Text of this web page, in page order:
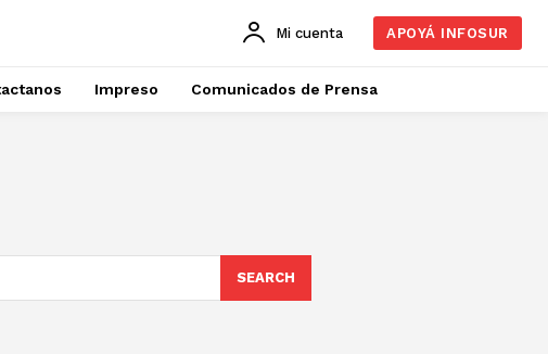
Mi cuenta APOYÁ INFOSUR
Impreso Comunicados de Prensa
SEARCH